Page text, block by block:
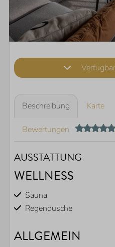
Beschreibung Karte
Bewertungen
AUSSTATTUNG
WELLNESS
Sauna
Regendusche
ALLGEMEIN